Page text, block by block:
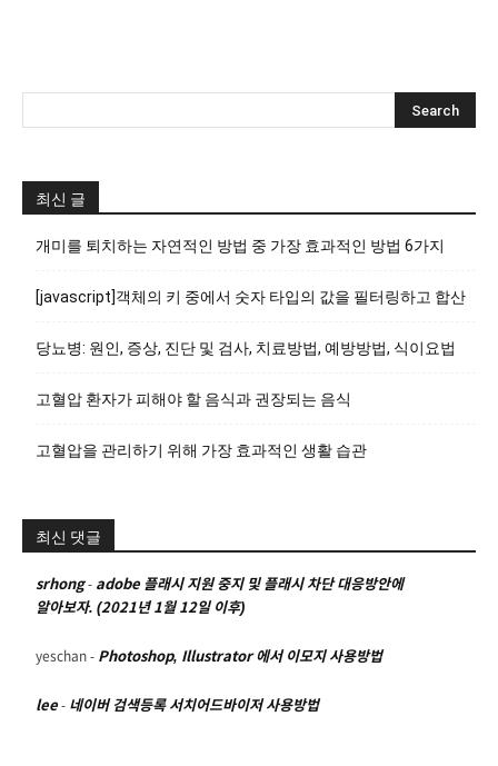
최신 글
개미를 퇴치하는 자연적인 방법 중 가장 효과적인 방법 6가지
[javascript]객체의 키 중에서 숫자 타입의 값을 필터링하고 합산
당뇨병: 원인, 증상, 진단 및 검사, 치료방법, 예방방법, 식이요법
고혈압 환자가 피해야 할 음식과 권장되는 음식
고혈압을 관리하기 위해 가장 효과적인 생활 습관
최신 댓글
srhong- adobe 플래시 지원 중지 및 플래시 차단 대응방안에
알아보자. (2021년 1월 12일 이후)
yeschan - Photoshop, Illustrator 에서 이모지 사용방법
lee - 네이버 검색등록 서치어드바이저 사용방법